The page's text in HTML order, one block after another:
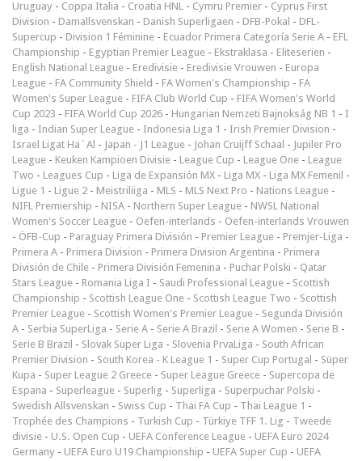
Uruguay - Coppa Italia - Croatia HNL - Cymru Premier - Cyprus First
Division - Damallsvenskan - Danish Superligaen - DFB-Pokal - DFL-
Supercup - Division 1 Féminine - Ecuador Primera Categoría Serie A - EFL
Championship - Egyptian Premier League - Ekstraklasa - Eliteserien -
English National League - Eredivisie - Eredivisie Vrouwen - Europa
League - FA Community Shield - FA Women's Championship - FA
Women's Super League - FIFA Club World Cup - FIFA Women's World
Cup 2023 - FIFA World Cup 2026 - Hungarian Nemzeti Bajnokság NB 1 - I
liga - Indian Super League - Indonesia Liga 1 - Irish Premier Division -
Israel Ligat Ha`Al - Japan - J1 League - Johan Cruijff Schaal - Jupiler Pro
League - Keuken Kampioen Divisie - League Cup - League One - League
Two - Leagues Cup - Liga de Expansión MX - Liga MX - Liga MX Femenil -
Ligue 1 - Ligue 2 - Meistriliiga - MLS - MLS Next Pro - Nations League -
NIFL Premiership - NISA - Northern Super League - NWSL National
Women's Soccer League - Oefen-interlands - Oefen-interlands Vrouwen
- ÖFB-Cup - Paraguay Primera División - Premier League - Premjer-Liga -
Primera A - Primera Division - Primera Division Argentina - Primera
División de Chile - Primera División Femenina - Puchar Polski - Qatar
Stars League - Romania Liga I - Saudi Professional League - Scottish
Championship - Scottish League One - Scottish League Two - Scottish
Premier League - Scottish Women's Premier League - Segunda División
A - Serbia SuperLiga - Serie A - Serie A Brazil - Serie A Women - Serie B -
Serie B Brazil - Slovak Super Liga - Slovenia PrvaLiga - South African
Premier Division - South Korea - K League 1 - Super Cup Portugal - Süper
Kupa - Super League 2 Greece - Super League Greece - Supercopa de
Espana - Superleague - Superlig - Superliga - Superpuchar Polski -
Swedish Allsvenskan - Swiss Cup - Thai FA Cup - Thai League 1 -
Trophée des Champions - Turkish Cup - Türkiye TFF 1. Lig - Tweede
divisie - U.S. Open Cup - UEFA Conference League - UEFA Euro 2024
Germany - UEFA Euro U19 Championship - UEFA Super Cup - UEFA